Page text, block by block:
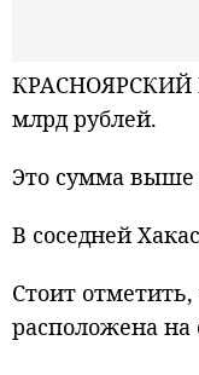
КРАСНОЯРСКИЙ
млрд рублей.
Это сумма выше
В соседней
Стоит
расположена на